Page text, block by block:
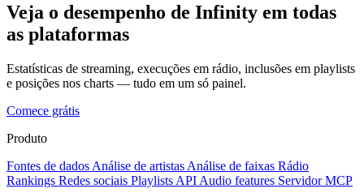
Veja o desempenho de Infinity em todas
as plataformas
Estatísticas de streaming, execuções em rádio, inclusões em playlists
e posições nos charts — tudo em um só painel.
Comece grátis
Produto
Fontes de dados Análise de artistas Análise de faixas Rádio
Rankings Redes sociais Playlists API Audio features Servidor MCP